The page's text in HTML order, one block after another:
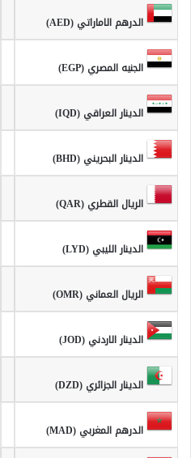
الدرهم الاماراتي (AED)
الجنيه المصري (EGP)
الدينار العراقي (IQD)
الدينار البحريني (BHD)
الريال القطري (QAR)
الدينار الليبي (LYD)
الريال العماني (OMR)
الدينار الاردني (JOD)
الدينار الجزائري (DZD)
الدرهم المغربي (MAD)